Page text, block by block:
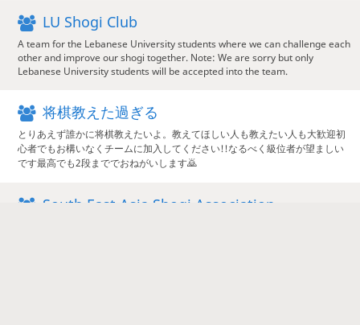
LU Shogi Club
A team for the Lebanese University students where we can challenge each
other and improve our shogi together. Note: We are sorry but only
Lebanese University students will be accepted into the team.
将棋教えた過ぎる
とりあえず誰かに将棋教えたいよ。教えてほしい人も教えたい人も大歓迎初
心者でもお構いなくチームに加入してください!!なるべく級位者が望ましい
です最高でも2段まででおねがいします🙇
South East Asia Shogi Association